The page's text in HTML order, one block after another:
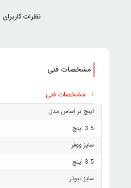
نظرات کاربران
مشخصات فنی
مشخصات فنی
اینچ بر اساس مدل
3.5 اینچ
سایز ووفر
3.5 اینچ
سایز تیوتر